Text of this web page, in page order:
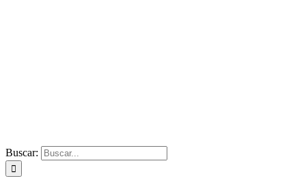
Buscar: